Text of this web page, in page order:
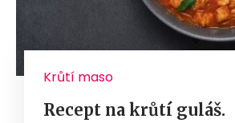
Krůtí maso
Recept na krůtí guláš.